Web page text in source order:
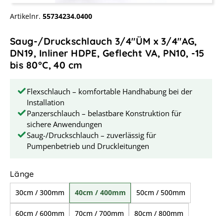
Artikelnr. 55734234.0400
Saug-/Druckschlauch 3/4"ÜM x 3/4"AG,
DN19, Inliner HDPE, Geflecht VA, PN10, -15
bis 80°C, 40 cm
Flexschlauch – komfortable Handhabung bei der
Installation
Panzerschlauch – belastbare Konstruktion für
sichere Anwendungen
Saug-/Druckschlauch – zuverlässig für
Pumpenbetrieb und Druckleitungen
Längeauswählen
30cm / 300mm 40cm / 400mm 50cm / 500mm
60cm / 600mm 70cm / 700mm 80cm / 800mm